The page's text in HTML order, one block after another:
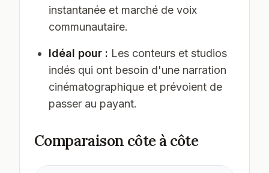
instantanée et marché de voix
communautaire.
Idéal pour : Les conteurs et studios
indés qui ont besoin d'une narration
cinématographique et prévoient de
passer au payant.
Comparaison côte à côte